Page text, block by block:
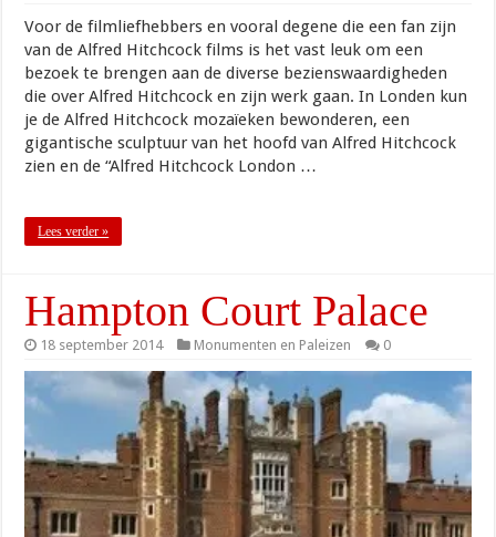
Voor de filmliefhebbers en vooral degene die een fan zijn
van de Alfred Hitchcock films is het vast leuk om een
bezoek te brengen aan de diverse bezienswaardigheden
die over Alfred Hitchcock en zijn werk gaan. In Londen kun
je de Alfred Hitchcock mozaïeken bewonderen, een
gigantische sculptuur van het hoofd van Alfred Hitchcock
zien en de “Alfred Hitchcock London …
Lees verder »
Hampton Court Palace
18 september 2014 Monumenten en Paleizen 0